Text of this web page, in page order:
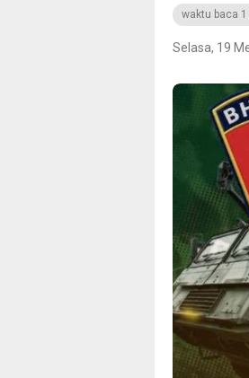
waktu baca
Selasa, 19